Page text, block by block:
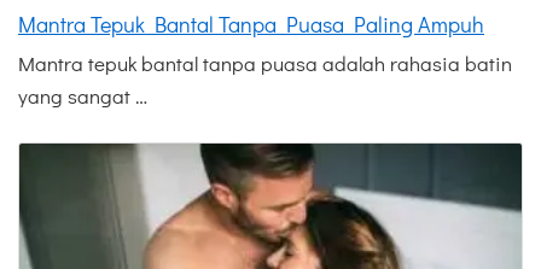
Mantra Tepuk Bantal Tanpa Puasa Paling Ampuh
Mantra tepuk bantal tanpa puasa adalah rahasia batin
yang sangat …